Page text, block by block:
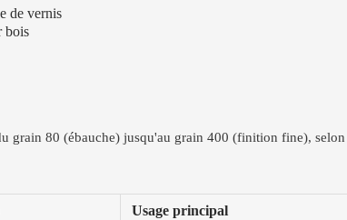
de vernis
bois
grain 80 (ébauche) jusqu'au grain 400 (finition fine),
Usage principal